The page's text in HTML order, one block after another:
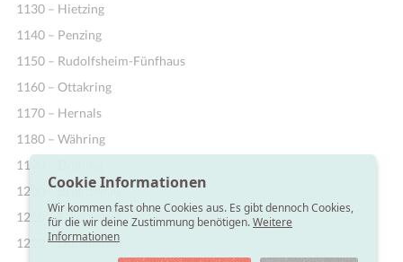
1130 – Hietzing
1140 – Penzing
1150 – Rudolfsheim-Fünfhaus
1160 – Ottakring
1170 – Hernals
1180 – Währing
1190 – Döbling
1200 – Brigittenau
1210 – Floridsdorf
1220 – Donaustadt
Cookie Informationen
Wir kommen fast ohne Cookies aus. Es gibt dennoch Cookies,
für die wir deine Zustimmung benötigen.Weitere
Informationen